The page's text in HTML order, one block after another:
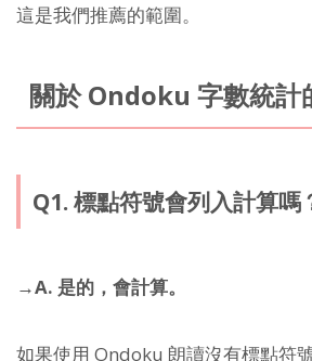
這是我們推薦的範圍。
關於 Ondoku 字數統計
Q1. 標點符號會列入計算嗎
→A. 是的，會計算。
如果使用 Ondoku 朗讀沒有標點符